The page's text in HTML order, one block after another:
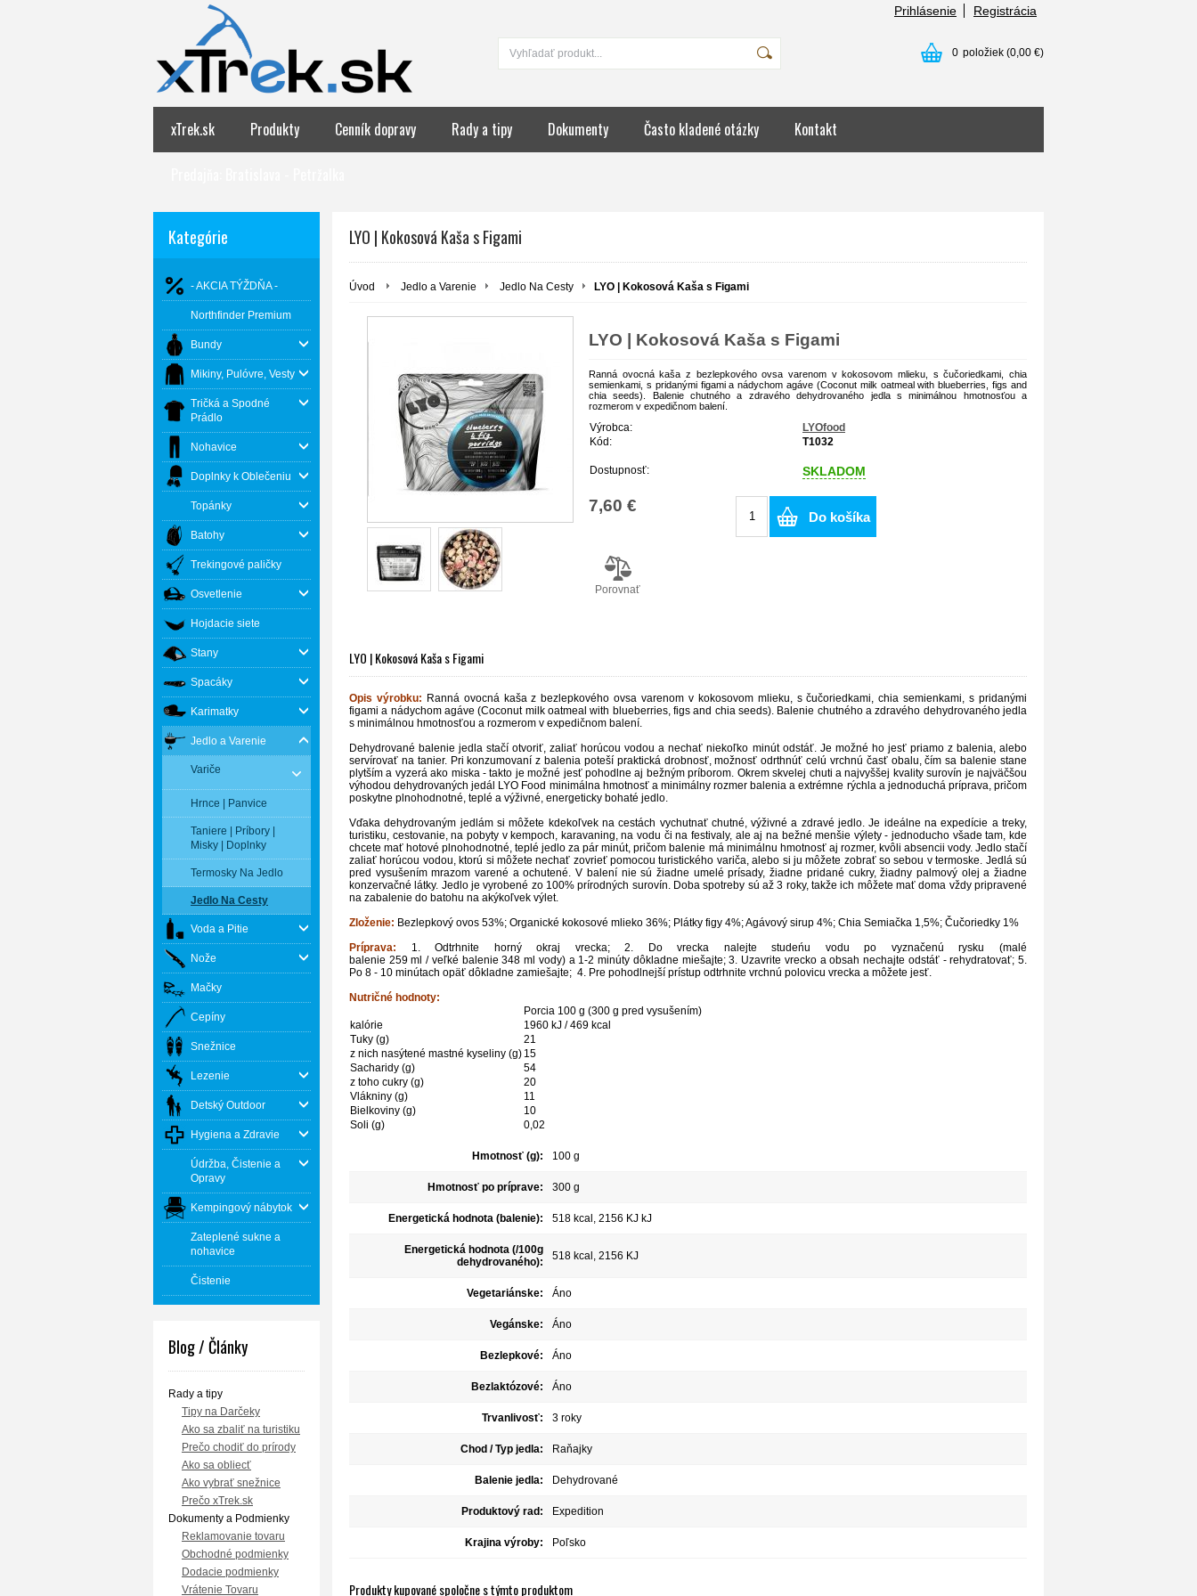
Prihlásenie Registrácia
0 položiek (0,00 €)
xTrek.sk Produkty Cenník dopravy Rady a tipy Dokumenty Často kladené otázky Kontakt
Kategórie
- AKCIA TÝŽDŇA -
Northfinder Premium
Bundy
Mikiny, Pulóvre, Vesty
Tričká a Spodné
Prádlo
Nohavice
Doplnky k Oblečeniu
Topánky
Batohy
Trekingové paličky
Osvetlenie
Hojdacie siete
Stany
Spacáky
Karimatky
Jedlo a Varenie
Variče
Hrnce | Panvice
Taniere | Príbory |
Misky | Doplnky
Termosky Na Jedlo
Jedlo Na Cesty
Voda a Pitie
Nože
Mačky
Cepíny
Snežnice
Lezenie
Detský Outdoor
Hygiena a Zdravie
Údržba, Čistenie a
Opravy
Kempingový nábytok
Zateplené sukne a
nohavice
Čistenie
Blog / Články
Rady a tipy
Tipy na Darčeky
Ako sa zbaliť na turistiku
Prečo chodiť do prírody
Ako sa obliecť
Ako vybrať snežnice
Prečo xTrek.sk
Dokumenty a Podmienky
Reklamovanie tovaru
Obchodné podmienky
Dodacie podmienky
Vrátenie Tovaru
LYO | Kokosová Kaša s Figami
Úvod Jedlo a Varenie Jedlo Na Cesty LYO | Kokosová Kaša s Figami
LYO | Kokosová Kaša s Figami
Ranná ovocná kaša z bezlepkového ovsa varenom v kokosovom mlieku, s čučoriedkami, chia
semienkami, s pridanými figami a nádychom agáve (Coconut milk oatmeal with blueberries, figs and
chia seeds). Balenie chutného a zdravého dehydrovaného jedla s minimálnou hmotnosťou a
rozmerom v expedičnom balení.
Výrobca:
LYOfood
Kód:
T1032
Dostupnosť: SKLADOM
7,60 €
Do košíka
Porovnať
LYO | Kokosová Kaša s Figami
Opis výrobku: Ranná ovocná kaša z bezlepkového ovsa varenom v kokosovom mlieku, s čučoriedkami, chia semienkami, s pridanými
figami a nádychom agáve (Coconut milk oatmeal with blueberries, figs and chia seeds). Balenie chutného a zdravého dehydrovaného jedla
s minimálnou hmotnosťou a rozmerom v expedičnom balení.
Dehydrované balenie jedla stačí otvoriť, zaliať horúcou vodou a nechať niekoľko minút odstáť. Je možné ho jesť priamo z balenia, alebo
servírovať na tanier. Pri konzumovaní z balenia poteší praktická drobnosť, možnosť odrthnúť celú vrchnú časť obalu, čím sa balenie stane
plytším a vyzerá ako miska - takto je možné jesť pohodlne aj bežným príborom. Okrem skvelej chuti a najvyššej kvality surovín je najväčšou
výhodou dehydrovaných jedál LYO Food minimálna hmotnosť a minimálny rozmer balenia a extrémne rýchla a jednoduchá príprava, pričom
poskytne plnohodnotné, teplé a výživné, energeticky bohaté jedlo.
Vďaka dehydrovaným jedlám si môžete kdekoľvek na cestách vychutnať chutné, výživné a zdravé jedlo. Je ideálne na expedície a treky,
turistiku, cestovanie, na pobyty v kempoch, karavaning, na vodu či na festivaly, ale aj na bežné menšie výlety - jednoducho všade tam, kde
chcete mať hotové plnohodnotné, teplé jedlo za pár minút, pričom balenie má minimálnu hmotnosť aj rozmer, kvôli absencii vody. Jedlo stačí
zaliať horúcou vodou, ktorú si môžete nechať zovrieť pomocou turistického variča, alebo si ju môžete zobrať so sebou v termoske. Jedlá sú
pred vysušením mrazom varené a ochutené. V balení nie sú žiadne umelé prísady, žiadne pridané cukry, žiadny palmový olej a žiadne
konzervačné látky. Jedlo je vyrobené zo 100% prírodných surovín. Doba spotreby sú až 3 roky, takže ich môžete mať doma vždy pripravené
na zabalenie do batohu na akýkoľvek výlet.
Zloženie: Bezlepkový ovos 53%; Organické kokosové mlieko 36%; Plátky figy 4%; Agávový sirup 4%; Chia Semiačka 1,5%; Čučoriedky 1%
Príprava:
1. Odtrhnite horný okraj vrecka; 2. Do vrecka nalejte studeńu vodu po vyznačenú rysku (malé
balenie 259 ml / veľké balenie 348 ml vody) a 1-2 minúty dôkladne miešajte;3. Uzavrite vrecko a obsah nechajte odstáť - rehydratovať; 5.
Po 8 - 10 minútach opäť dôkladne zamiešajte; 4. Pre pohodlnejší prístup odtrhnite vrchnú polovicu vrecka a môžete jesť.
Nutričné hodnoty:
Porcia 100 g (300 g pred vysušením)
kalórie
1960 kJ / 469 kcal
Tuky (g)
21
z nich nasýtené mastné kyseliny (g) 15
Sacharidy (g)
54
z toho cukry (g)
20
Vlákniny (g)
11
Bielkoviny (g)
10
Soli (g)
0,02
Hmotnosť (g): 100 g
Hmotnosť po príprave: 300 g
Energetická hodnota (balenie): 518 kcal, 2156 KJ kJ
Energetická hodnota (/100g
dehydrovaného):
518 kcal, 2156 KJ
Vegetariánske: Áno
Vegánske: Áno
Bezlepkové: Áno
Bezlaktózové: Áno
Trvanlivosť: 3 roky
Chod / Typ jedla: Raňajky
Balenie jedla: Dehydrované
Produktový rad: Expedition
Krajina výroby: Poľsko
Produkty kupované spoločne s týmto produktom